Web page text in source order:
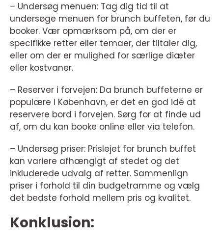
– Undersøg menuen: Tag dig tid til at
undersøge menuen for brunch buffeten, før du
booker. Vær opmærksom på, om der er
specifikke retter eller temaer, der tiltaler dig,
eller om der er mulighed for særlige diæter
eller kostvaner.
– Reserver i forvejen: Da brunch buffeterne er
populære i København, er det en god idé at
reservere bord i forvejen. Sørg for at finde ud
af, om du kan booke online eller via telefon.
– Undersøg priser: Prislejet for brunch buffet
kan variere afhængigt af stedet og det
inkluderede udvalg af retter. Sammenlign
priser i forhold til din budgetramme og vælg
det bedste forhold mellem pris og kvalitet.
Konklusion: